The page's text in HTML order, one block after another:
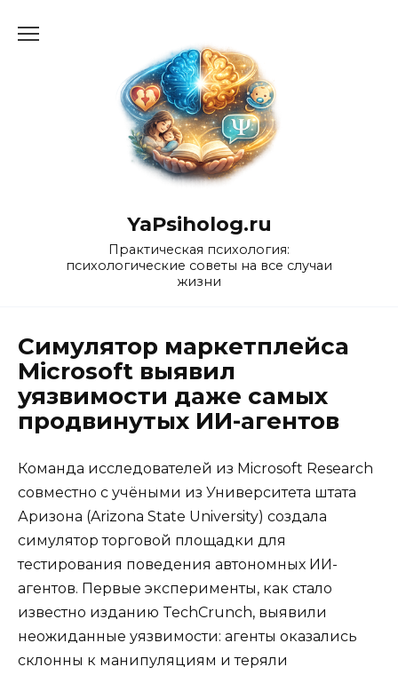
YaPsiholog.ru
Практическая психология:
психологические советы на все случаи
жизни
Симулятор маркетплейса
Microsoft выявил
уязвимости даже самых
продвинутых ИИ-агентов
Команда исследователей из Microsoft Research
совместно с учёными из Университета штата
Аризона (Arizona State University) создала
симулятор торговой площадки для
тестирования поведения автономных ИИ-
агентов. Первые эксперименты, как стало
известно изданию TechCrunch, выявили
неожиданные уязвимости: агенты оказались
склонны к манипуляциям и теряли